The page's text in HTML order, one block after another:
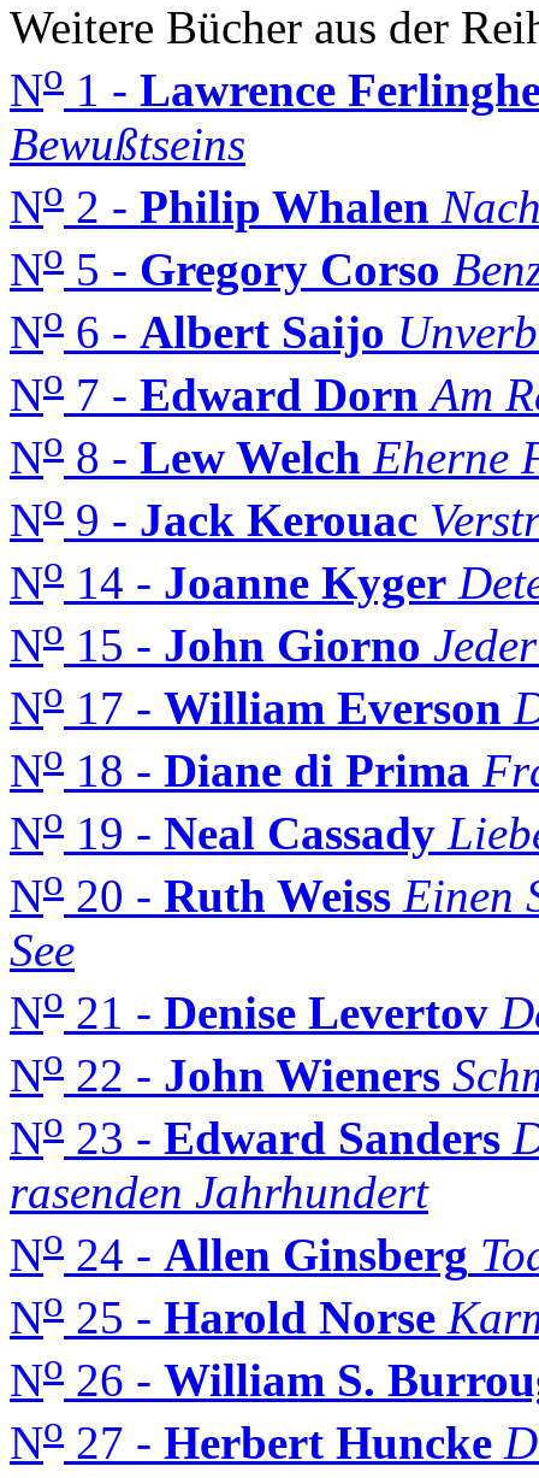
Weitere Bücher aus der
No 1 - Lawrence
Bewußtseins
No 2 - Philip Whalen
No 5 - Gregory Corso
No 6 - Albert Saijo
No 7 - Edward Dorn Am
No 8 - Lew Welch Eherne
No 9 - Jack Kerouac
No 14 - Joanne Kyger
No 15 - John Giorno
No 17 - William Everson
No 18 - Diane di Prima
No 19 - Neal Cassady
No 20 - Ruth Weiss Einen
See
No 21 - Denise Levertov
No 22 - John Wieners
No 23 - Edward Sanders
rasenden Jahrhundert
No 24 - Allen Ginsberg
No 25 - Harold Norse
No 26 - William S.
No 27 - Herbert Huncke